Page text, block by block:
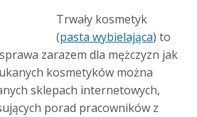
Trwały kosmetyk
(pasta wybielająca) to
zarazem dla mężczyzn jak
kosmetyków można
sklepach internetowych,
porad pracowników z